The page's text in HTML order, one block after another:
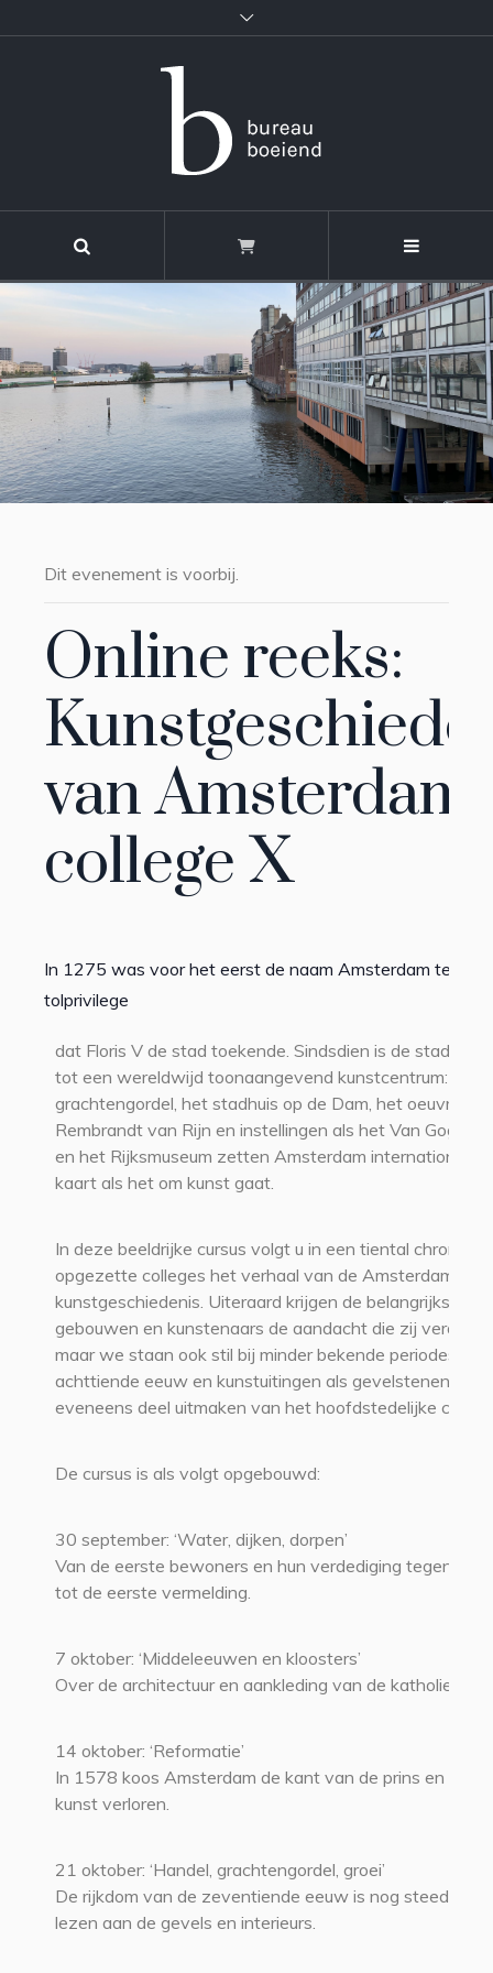
Dit evenement is voorbij.
Online reeks:
van Amsterdam
college X
In 1275 was voor het eerst de naam Amsterdam te
tolprivilege
dat Floris V de stad toekende. Sindsdien is de stad
tot een wereldwijd toonaangevend kunstcentrum: de
grachtengordel, het stadhuis op de Dam, het oeuvre
Rembrandt van Rijn en instellingen als het Van Gogh
en het Rijksmuseum zetten Amsterdam internationaal
kaart als het om kunst gaat.
In deze beeldrijke cursus volgt u in een tiental
opgezette colleges het verhaal van de Amsterdamse
kunstgeschiedenis. Uiteraard krijgen de belangrijkste
gebouwen en kunstenaars de aandacht die zij
maar we staan ook stil bij minder bekende periodes
achttiende eeuw en kunstuitingen als gevelstenen, die
eveneens deel uitmaken van het hoofdstedelijke
De cursus is als volgt opgebouwd:
30 september: ‘Water, dijken, dorpen’
Van de eerste bewoners en hun verdediging tegen het
tot de eerste vermelding.
7 oktober: ‘Middeleeuwen en kloosters’
Over de architectuur en aankleding van de katholieke
14 oktober: ‘Reformatie’
In 1578 koos Amsterdam de kant van de prins en
kunst verloren.
21 oktober: ‘Handel, grachtengordel, groei’
De rijkdom van de zeventiende eeuw is nog steeds af
lezen aan de gevels en interieurs.